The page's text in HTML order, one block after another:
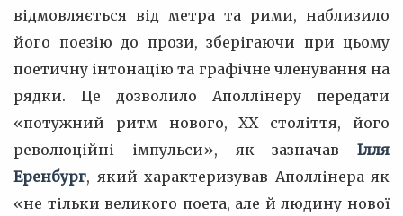
відмовляється від метра та рими, наблизило
його поезію до прози, зберігаючи при цьому
поетичну інтонацію та графічне членування на
рядки. Це дозволило Аполлінеру передати
«потужний ритм нового, ХХ століття, його
революційні імпульси», як зазначав Ілля
Еренбург, який характеризував Аполлінера як
«не тільки великого поета, але й людину нової